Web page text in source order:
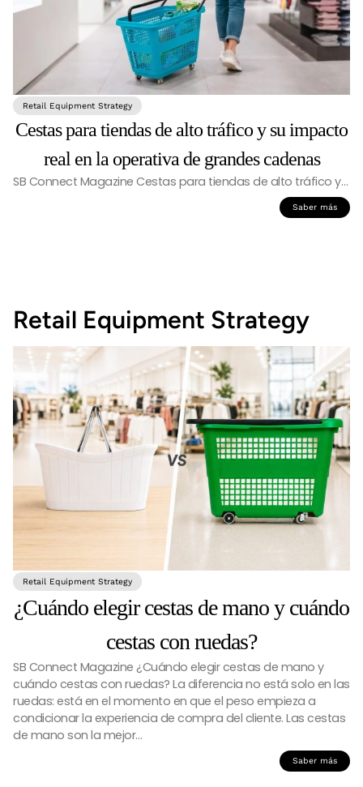
Retail Equipment Strategy
Cestas para tiendas de alto tráfico y su impacto
real en la operativa de grandes cadenas
SB Connect Magazine Cestas para tiendas de alto tráfico y…
Saber más
Retail Equipment Strategy
Retail Equipment Strategy
¿Cuándo elegir cestas de mano y cuándo
cestas con ruedas?
SB Connect Magazine ¿Cuándo elegir cestas de mano y
cuándo cestas con ruedas? La diferencia no está solo en las
ruedas: está en el momento en que el peso empieza a
condicionar la experiencia de compra del cliente. Las cestas
de mano son la mejor…
Saber más